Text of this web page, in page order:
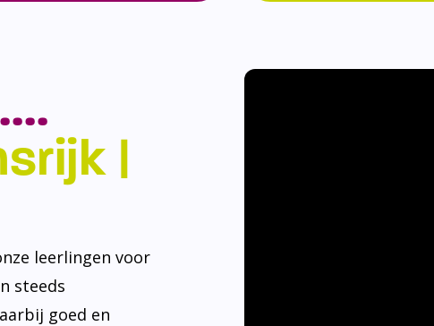
|
leerlingen voor
steeds
goed en